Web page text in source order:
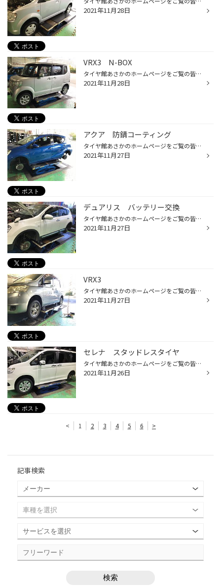
2021年11月28日
VRX3 N-BOX
タイヤ館あさかのホームページをご覧の皆様 こんにちは！ いつもご覧いただきありがとうございます！！ 本日は ★ホンダ ★NーBOX のタイヤ交換のご紹介です。 ★車写真 タイヤはBLIZZAK 【VRX3】をお選びいただきました。 タイヤ：ブリヂストン・VRX3 サイズ：195/65R15 BLIZZAK VRX3の特徴 ・氷上ブ...
2021年11月28日
アクア 防錆コーティング
タイヤ館あさかのホームページをご覧の皆様 こんにちは！ いつもご覧いただきありがとうございます！！ 本日は ★トヨタ ★アクア のハブ防錆紹介です。 ★車写真 施工部分 ★施工前 ★施工後 タイヤ館あさかのオイル交換は無料で ボンネット内の安全点検や タイヤの空気圧点検 更にタイヤワックスも行い...
2021年11月27日
デュアリス バッテリー交換
タイヤ館あさかのホームページをご覧の皆様 こんにちは！ いつもご覧いただきありがとうございます！！ 本日は ★日産 ★デュアリス のバッテリー交換のご紹介です。 今回交換するバッテリーは3年以上使用しており、バッテリーの診断結果も要交換でした。 これからの季節、エアコンを使う時期になりま...
2021年11月27日
VRX3
タイヤ館あさかのホームページをご覧の皆様 こんにちは！ いつもご覧いただきありがとうございます！！ 本日は ★日産（ニッサン） ★セレナ（SERENA） のタイヤ交換のご紹介です。 ★車写真 タイヤはBLIZZAK 【VRX3】をお選びいただきました。 タイヤ：ブリヂストン・VRX3 サイズ：195/65R15 BLIZZAK ...
2021年11月27日
セレナ スタッドレスタイヤ
タイヤ館あさかのホームページをご覧の皆様 こんにちは！ いつもご覧いただきありがとうございます！！ 本日は ★日産（ニッサン） ★セレナ（SERENA） ★C26 のタイヤ交換のご紹介です。 ★車写真 タイヤはBLIZZAK 【VRX3】をお選びいただきました。 タイヤ：ブリヂストン・VRX3 サイズ：195/65R15 BLI...
2021年11月26日
< 1 2 3 4 5 6 >
記事検索